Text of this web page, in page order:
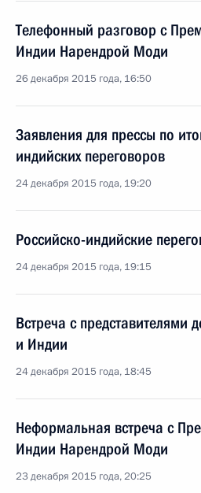
Телефонный разговор с
Индии Нарендрой Моди
26 декабря 2015 года, 16:50
Заявления для прессы по
индийских переговоров
24 декабря 2015 года, 19:20
Российско-индийские
24 декабря 2015 года, 19:15
Встреча с представителями
и Индии
24 декабря 2015 года, 18:45
Неформальная встреча с
Индии Нарендрой Моди
23 декабря 2015 года, 20:25